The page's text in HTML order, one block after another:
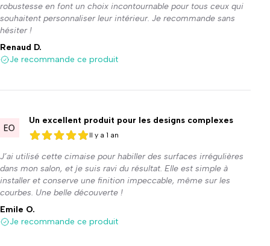
robustesse en font un choix incontournable pour tous ceux qui
souhaitent personnaliser leur intérieur. Je recommande sans
hésiter !
Renaud D.
Je recommande ce produit
Un excellent produit pour les designs complexes
5 sur 5
5 sur 5
Il y a 1 an
J’ai utilisé cette cimaise pour habiller des surfaces irrégulières
dans mon salon, et je suis ravi du résultat. Elle est simple à
installer et conserve une finition impeccable, même sur les
courbes. Une belle découverte !
Emile O.
Je recommande ce produit